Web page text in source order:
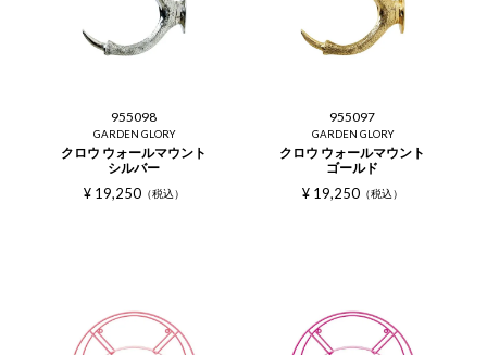
955098
GARDEN GLORY
クロウ ウォールマウント
シルバー
¥ 19,250 税込
955097
GARDEN GLORY
クロウ ウォールマウント
ゴールド
¥ 19,250 税込